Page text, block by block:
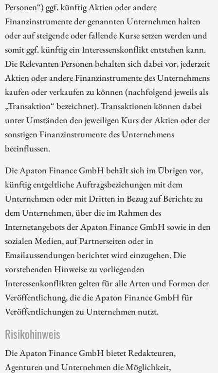
Personen“) ggf. künftig Aktien oder andere
Finanzinstrumente der genannten Unternehmen halten
oder auf steigende oder fallende Kurse setzen werden und
somit ggf. künftig ein Interessenskonflikt entstehen kann.
Die Relevanten Personen behalten sich dabei vor, jederzeit
Aktien oder andere Finanzinstrumente des Unternehmens
kaufen oder verkaufen zu können (nachfolgend jeweils als
„Transaktion“ bezeichnet). Transaktionen können dabei
unter Umständen den jeweiligen Kurs der Aktien oder der
sonstigen Finanzinstrumente des Unternehmens
beeinflussen.
Die Apaton Finance GmbH behält sich im Übrigen vor,
künftig entgeltliche Auftragsbeziehungen mit dem
Unternehmen oder mit Dritten in Bezug auf Berichte zu
dem Unternehmen, über die im Rahmen des
Internetangebots der Apaton Finance GmbH sowie in den
sozialen Medien, auf Partnerseiten oder in
Emailaussendungen berichtet wird einzugehen. Die
vorstehenden Hinweise zu vorliegenden
Interessenkonflikten gelten für alle Arten und Formen der
Veröffentlichung, die die Apaton Finance GmbH für
Veröffentlichungen zu Unternehmen nutzt.
Risikohinweis
Die Apaton Finance GmbH bietet Redakteuren,
Agenturen und Unternehmen die Möglichkeit,